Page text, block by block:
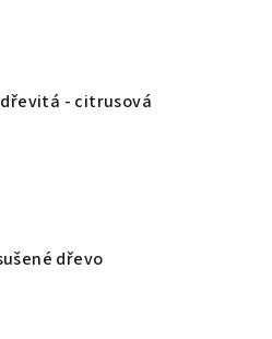
- citrusová
dřevo